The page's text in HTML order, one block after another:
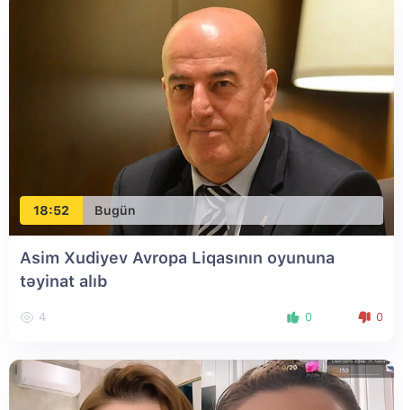
18:52 Bugün
Asim Xudiyev Avropa Liqasının oyununa
təyinat alıb
4 0 0